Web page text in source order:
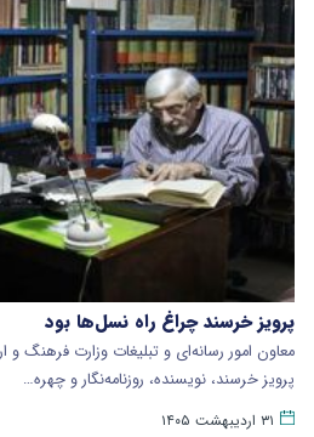
پرویز خرسند چراغ راه نسل‌ها بود
معاون امور رسانه‌ای و تبلیغات وزارت فرهنگ و
پرویز خرسند، نویسنده، روزنامه‌نگار و چهره…
۳۱ اردیبهشت ۱۴۰۵